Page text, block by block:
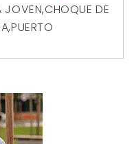
JOVEN,CHOQUE DE
,PUERTO